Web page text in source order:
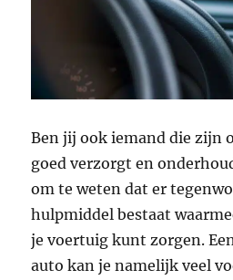
Ben jij ook iemand die zijn
goed verzorgt en
om te weten dat er
hulpmiddel bestaat
je voertuig kunt zorgen.
auto kan je namelijk veel